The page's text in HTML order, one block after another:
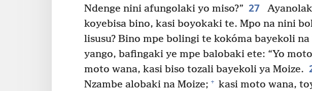
Ndenge nini afungolaki yo miso?” 27
koyebisa bino, kasi boyokaki te. Mpo na nini
lisusu? Bino mpe bolingi te kokóma bayekoli na
yango, bafingaki ye mpe balobaki ete: “Yo
moto wana, kasi biso tozali bayekoli ya Moize.
Nzambe alobaki na Moize; + kasi moto wana,